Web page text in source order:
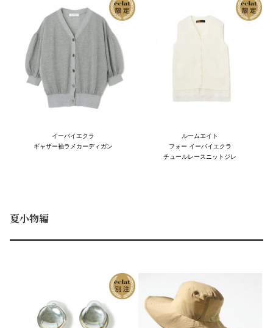
イーバイエクラ
ギャザー袖ラメカーディガン
ルームエイト
フォー イーバイエクラ
チュールレースニットジレ
夏小物編